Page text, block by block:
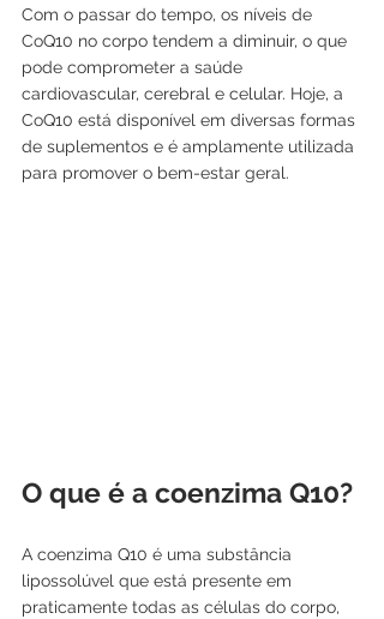
Com o passar do tempo, os níveis de
CoQ10 no corpo tendem a diminuir, o que
pode comprometer a saúde
cardiovascular, cerebral e celular. Hoje, a
CoQ10 está disponível em diversas formas
de suplementos e é amplamente utilizada
para promover o bem-estar geral.
O que é a coenzima Q10?
A coenzima Q10 é uma substância
lipossolúvel que está presente em
praticamente todas as células do corpo,